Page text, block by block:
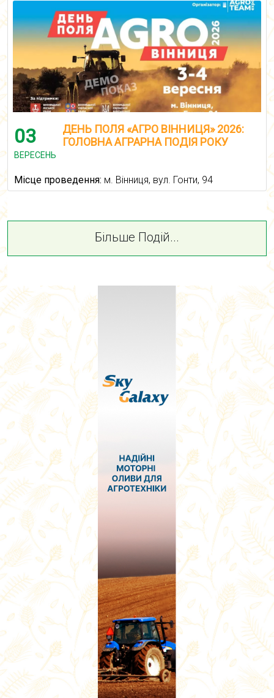
03
ВЕРЕСЕНЬ
ДЕНЬ ПОЛЯ «АГРО ВІННИЦЯ» 2026:
ГОЛОВНА АГРАРНА ПОДІЯ РОКУ
Місце проведення: м. Вінниця, вул. Гонти, 94
Більше Подій...